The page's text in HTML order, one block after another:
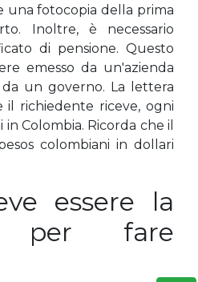
una fotocopia della prima
Inoltre, è necessario
di pensione. Questo
emesso da un'azienda
un governo. La lettera
il richiedente riceve, ogni
Colombia. Ricorda che il
colombiani in dollari
essere la
per fare